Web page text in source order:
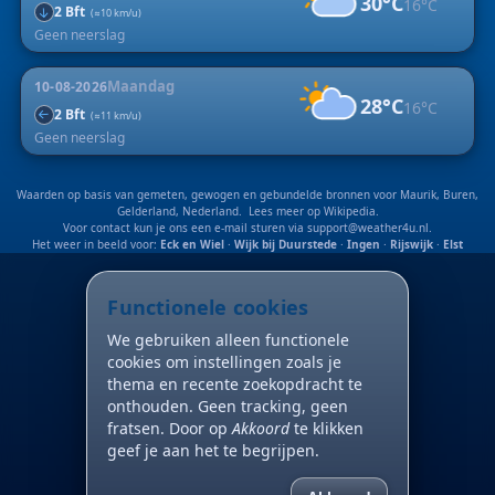
16°C
Geen neerslag
↑2 Bft (≈10 km/u)
10-08-2026Maandag
28°C16°C
Geen neerslag
↑2 Bft (≈11 km/u)
Waarden op basis van gemeten, gewogen en gebundelde bronnen voor Maurik, Buren,
Gelderland, Nederland. Lees meer op Wikipedia.
Voor contact kun je ons een e-mail sturen via support@weather4u.nl.
Het weer in beeld voor: Eck en Wiel · Wijk bij Duurstede · Ingen · Rijswijk · Elst
Functionele cookies
We gebruiken alleen functionele
cookies om instellingen zoals je
thema en recente zoekopdracht te
onthouden. Geen tracking, geen
fratsen. Door opAkkoordte klikken
geef je aan het te begrijpen.